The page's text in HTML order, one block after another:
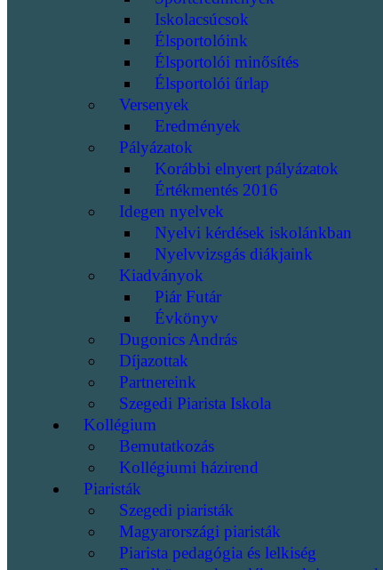
Iskolacsúcsok
Élsportolóink
Élsportolói minősítés
Élsportolói űrlap
Versenyek
Eredmények
Pályázatok
Korábbi elnyert pályázatok
Értékmentés 2016
Idegen nyelvek
Nyelvi kérdések iskolánkban
Nyelvvizsgás diákjaink
Kiadványok
Piár Futár
Évkönyv
Dugonics András
Díjazottak
Partnereink
Szegedi Piarista Iskola
Kollégium
Bemutatkozás
Kollégiumi házirend
Piaristák
Szegedi piaristák
Magyarországi piaristák
Piarista pedagógia és lelkiség